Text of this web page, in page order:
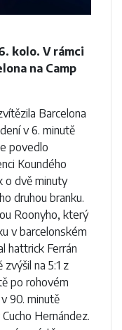
kolo. V rámci
na Camp
Barcelona
v 6. minutě
povedlo
Koundého
o dvě minuty
druhou branku.
Roonyho, který
v barcelonském
hattrick Ferrán
na 5:1 z
po rohovém
90. minutě
Hernández.